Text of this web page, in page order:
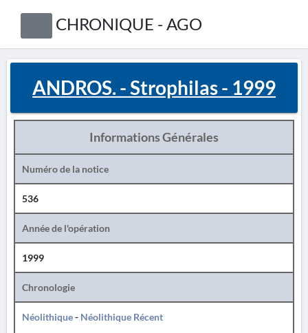
CHRONIQUE - AGO
ANDROS. - Strophilas - 1999
Informations Générales
Numéro de la notice
536
Année de l'opération
1999
Chronologie
Néolithique- Néolithique Récent